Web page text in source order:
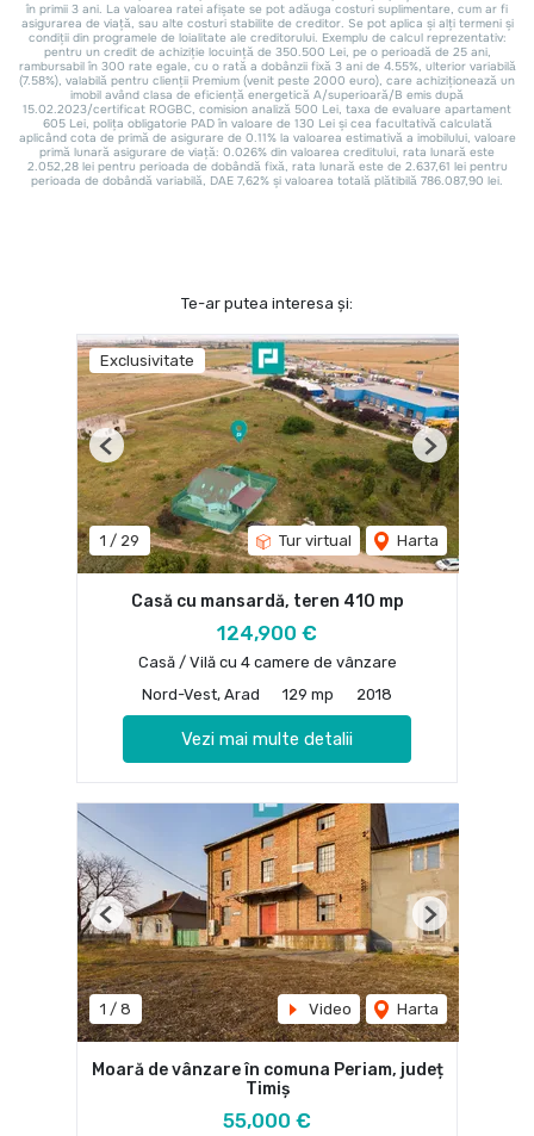
Te-ar putea interesa și:
Exclusivitate
1 / 29 Tur virtual Harta
Previous Next
Casă cu mansardă, teren 410 mp
124,900 €
Casă / Vilă cu 4 camere de vânzare
Nord-Vest, Arad
129 mp 2018
Vezi mai multe detalii
1 / 8 Video Harta
Previous Next
Moară de vânzare în comuna Periam, județ
Timiș
55,000 €